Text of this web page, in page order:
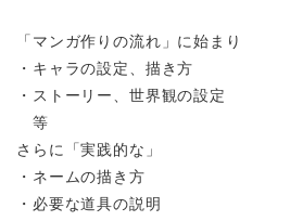
「マンガ作りの流れ」に始まり
・キャラの設定、描き方
・ストーリー、世界観の設定
等
さらに「実践的な」
・ネームの描き方
・必要な道具の説明